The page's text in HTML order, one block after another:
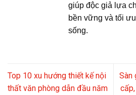
giúp độc giả lựa
bền vững và tối
sống.
Top 10 xu hướng thiết kế nội
thất văn phòng dẫn đầu năm
Sàn